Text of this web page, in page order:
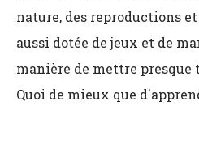
nature, des reproductions
aussi dotée de jeux et de
manière de mettre presque
Quoi de mieux que